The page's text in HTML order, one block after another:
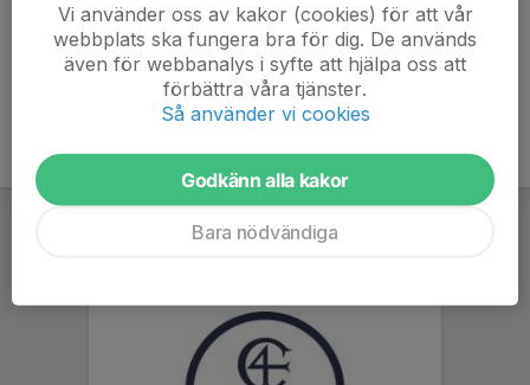
Titel Ordförande, Hedersordförande
Vi använder oss av kakor (cookies) för att vår
webbplats ska fungera bra för dig. De används
även för webbanalys i syfte att hjälpa oss att
förbättra våra tjänster.
Så använder vi cookies
Godkänn alla kakor
Bara nödvändiga